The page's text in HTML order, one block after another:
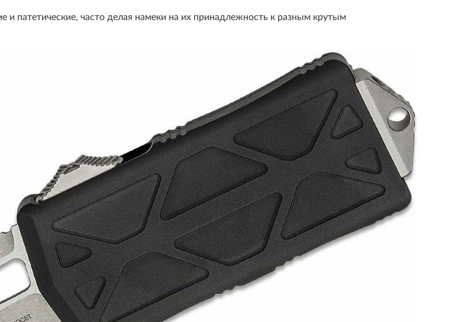
и патетические, часто делая намеки на их принадлежность к разным крутым